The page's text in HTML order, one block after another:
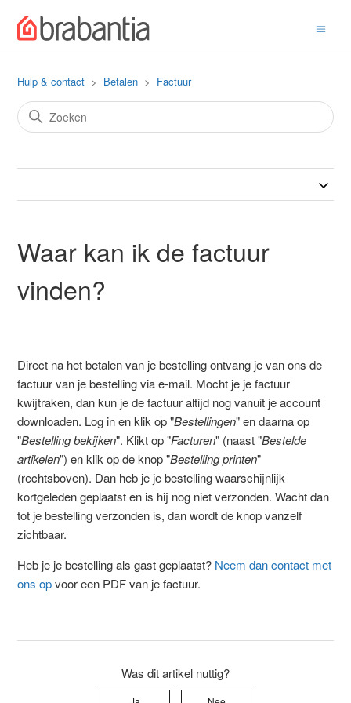
Hulp & contact Betalen Factuur
Waar kan ik de factuur
vinden?
Direct na het betalen van je bestelling ontvang je van ons de
factuur van je bestelling via e-mail. Mocht je je factuur
kwijtraken, dan kun je de factuur altijd nog vanuit je account
downloaden. Log in en klik op "Bestellingen" en daarna op
"Bestelling bekijken". Klikt op "Facturen" (naast "Bestelde
artikelen") en klik op de knop "Bestelling printen"
(rechtsboven). Dan heb je je bestelling waarschijnlijk
kortgeleden geplaatst en is hij nog niet verzonden. Wacht dan
tot je bestelling verzonden is, dan wordt de knop vanzelf
zichtbaar.
Heb je je bestelling als gast geplaatst? Neem dan contact met
ons opvoor een PDF van je factuur.
Was dit artikel nuttig?